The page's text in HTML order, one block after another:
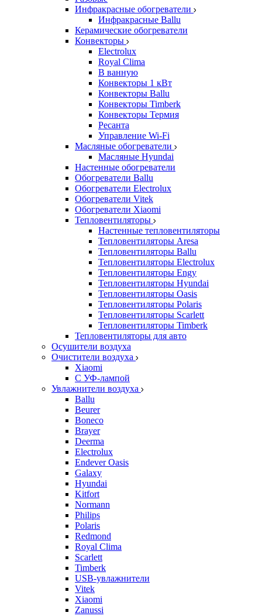
Инфракрасные обогреватели
Инфракрасные Ballu
Керамические обогреватели
Конвекторы
Electrolux
Royal Clima
В ванную
Конвекторы 1 кВт
Конвекторы Ballu
Конвекторы Timberk
Конвекторы Термия
Ресанта
Управление Wi-Fi
Масляные обогреватели
Масляные Hyundai
Настенные обогреватели
Обогреватели Ballu
Обогреватели Electrolux
Обогреватели Vitek
Обогреватели Xiaomi
Тепловентиляторы
Настенные тепловентиляторы
Тепловентиляторы Aresa
Тепловентиляторы Ballu
Тепловентиляторы Electrolux
Тепловентиляторы Engy
Тепловентиляторы Hyundai
Тепловентиляторы Oasis
Тепловентиляторы Polaris
Тепловентиляторы Scarlett
Тепловентиляторы Timberk
Тепловентиляторы для авто
Осушители воздуха
Очистители воздуха
Xiaomi
С УФ-лампой
Увлажнители воздуха
Ballu
Beurer
Boneco
Brayer
Deerma
Electrolux
Endever Oasis
Galaxy
Hyundai
Kitfort
Normann
Philips
Polaris
Redmond
Royal Clima
Scarlett
Timberk
USB-увлажнители
Vitek
Xiaomi
Zanussi